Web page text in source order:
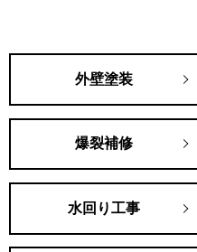
外壁塗装
爆裂補修
水回り工事